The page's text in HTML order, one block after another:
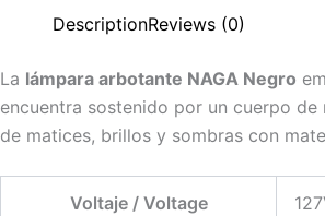
DescriptionReviews (0)
La lámpara arbotante NAGA Negro
encuentra sostenido por un cuerpo
de matices, brillos y sombras con
Voltaje / Voltage